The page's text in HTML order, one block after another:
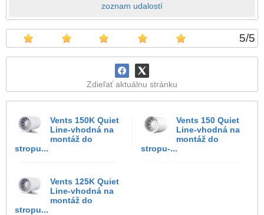
zoznam udalostí
5/5
Zdieľať aktuálnu stránku
Vents 150K Quiet
Line-vhodná na
montáž do
stropu...
Vents 150 Quiet
Line-vhodná na
montáž do
stropu-...
Vents 125K Quiet
Line-vhodná na
montáž do
stropu...